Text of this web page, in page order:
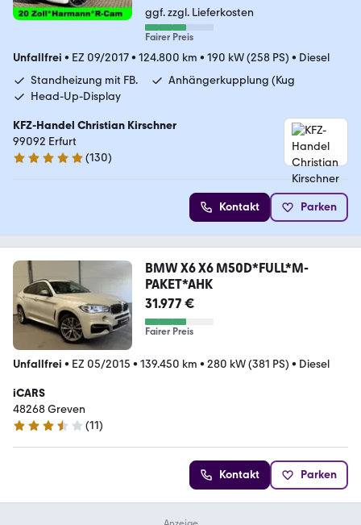
ggf. zzgl. Lieferkosten
Fairer Preis
Unfallfrei • EZ 09/2017• 124.800 km • 190 kW (258 PS) • Diesel
Standheizung mit FB.
Anhängerkupplung (Kug
Head-Up-Display
KFZ-Handel Christian Kirschner
99092 Erfurt
5 Sterne
(130)
Kontakt Parken
BMW X6 X6 M50D*FULL*M-
PAKET*AHK
31.977 €
Fairer Preis
Unfallfrei • EZ 05/2015 • 139.450 km • 280 kW (381 PS) • Diesel
iCARS
48268 Greven
3.7 Sterne
(11)
Kontakt Parken